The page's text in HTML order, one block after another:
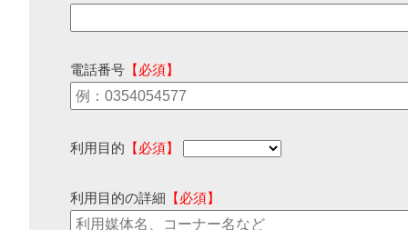
電話番号 【必須】
利用目的 【必須】
利用目的の詳細 【必須】